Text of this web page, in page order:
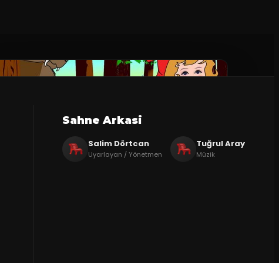
Sahne Arkasi
Salim Dörtcan
Uyarlayan / Yönetmen
Tuğrul Aray
Müzik